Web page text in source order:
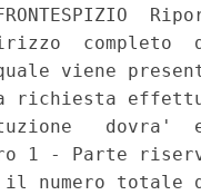
viene
richiesta
dovra'
1 - Parte
totale